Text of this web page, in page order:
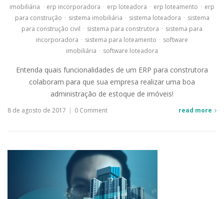
imobiliária · erp incorporadora · erp loteadora · erp loteamento · erp
para construção · sistema imobiliária · sistema loteadora · sistema
para construção civil · sistema para construtora · sistema para
incorporadora · sistema para loteamento · software
imobiliária · software loteadora
Entenda quais funcionalidades de um ERP para construtora
colaboram para que sua empresa realizar uma boa
administração de estoque de imóveis!
8 de agosto de 2017 | 0 Comment read more